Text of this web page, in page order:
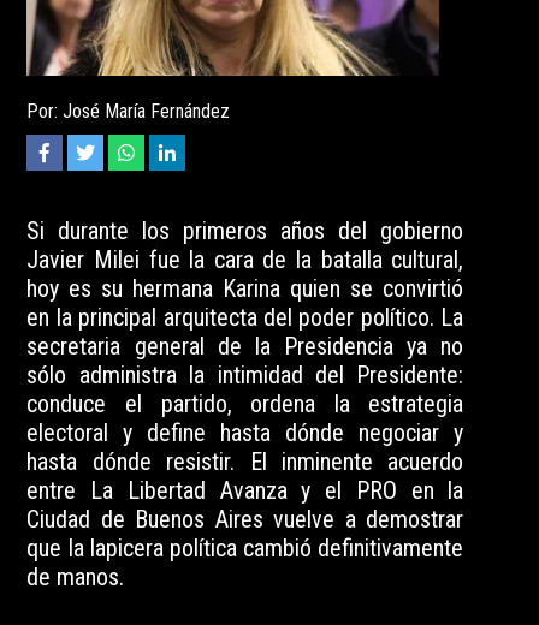
Por: José María Fernández
Si durante los primeros años del gobierno
Javier Milei fue la cara de la batalla cultural,
hoy es su hermana Karina quien se convirtió
en la principal arquitecta del poder político. La
secretaria general de la Presidencia ya no
sólo administra la intimidad del Presidente:
conduce el partido, ordena la estrategia
electoral y define hasta dónde negociar y
hasta dónde resistir. El inminente acuerdo
entre La Libertad Avanza y el PRO en la
Ciudad de Buenos Aires vuelve a demostrar
que la lapicera política cambió definitivamente
de manos.